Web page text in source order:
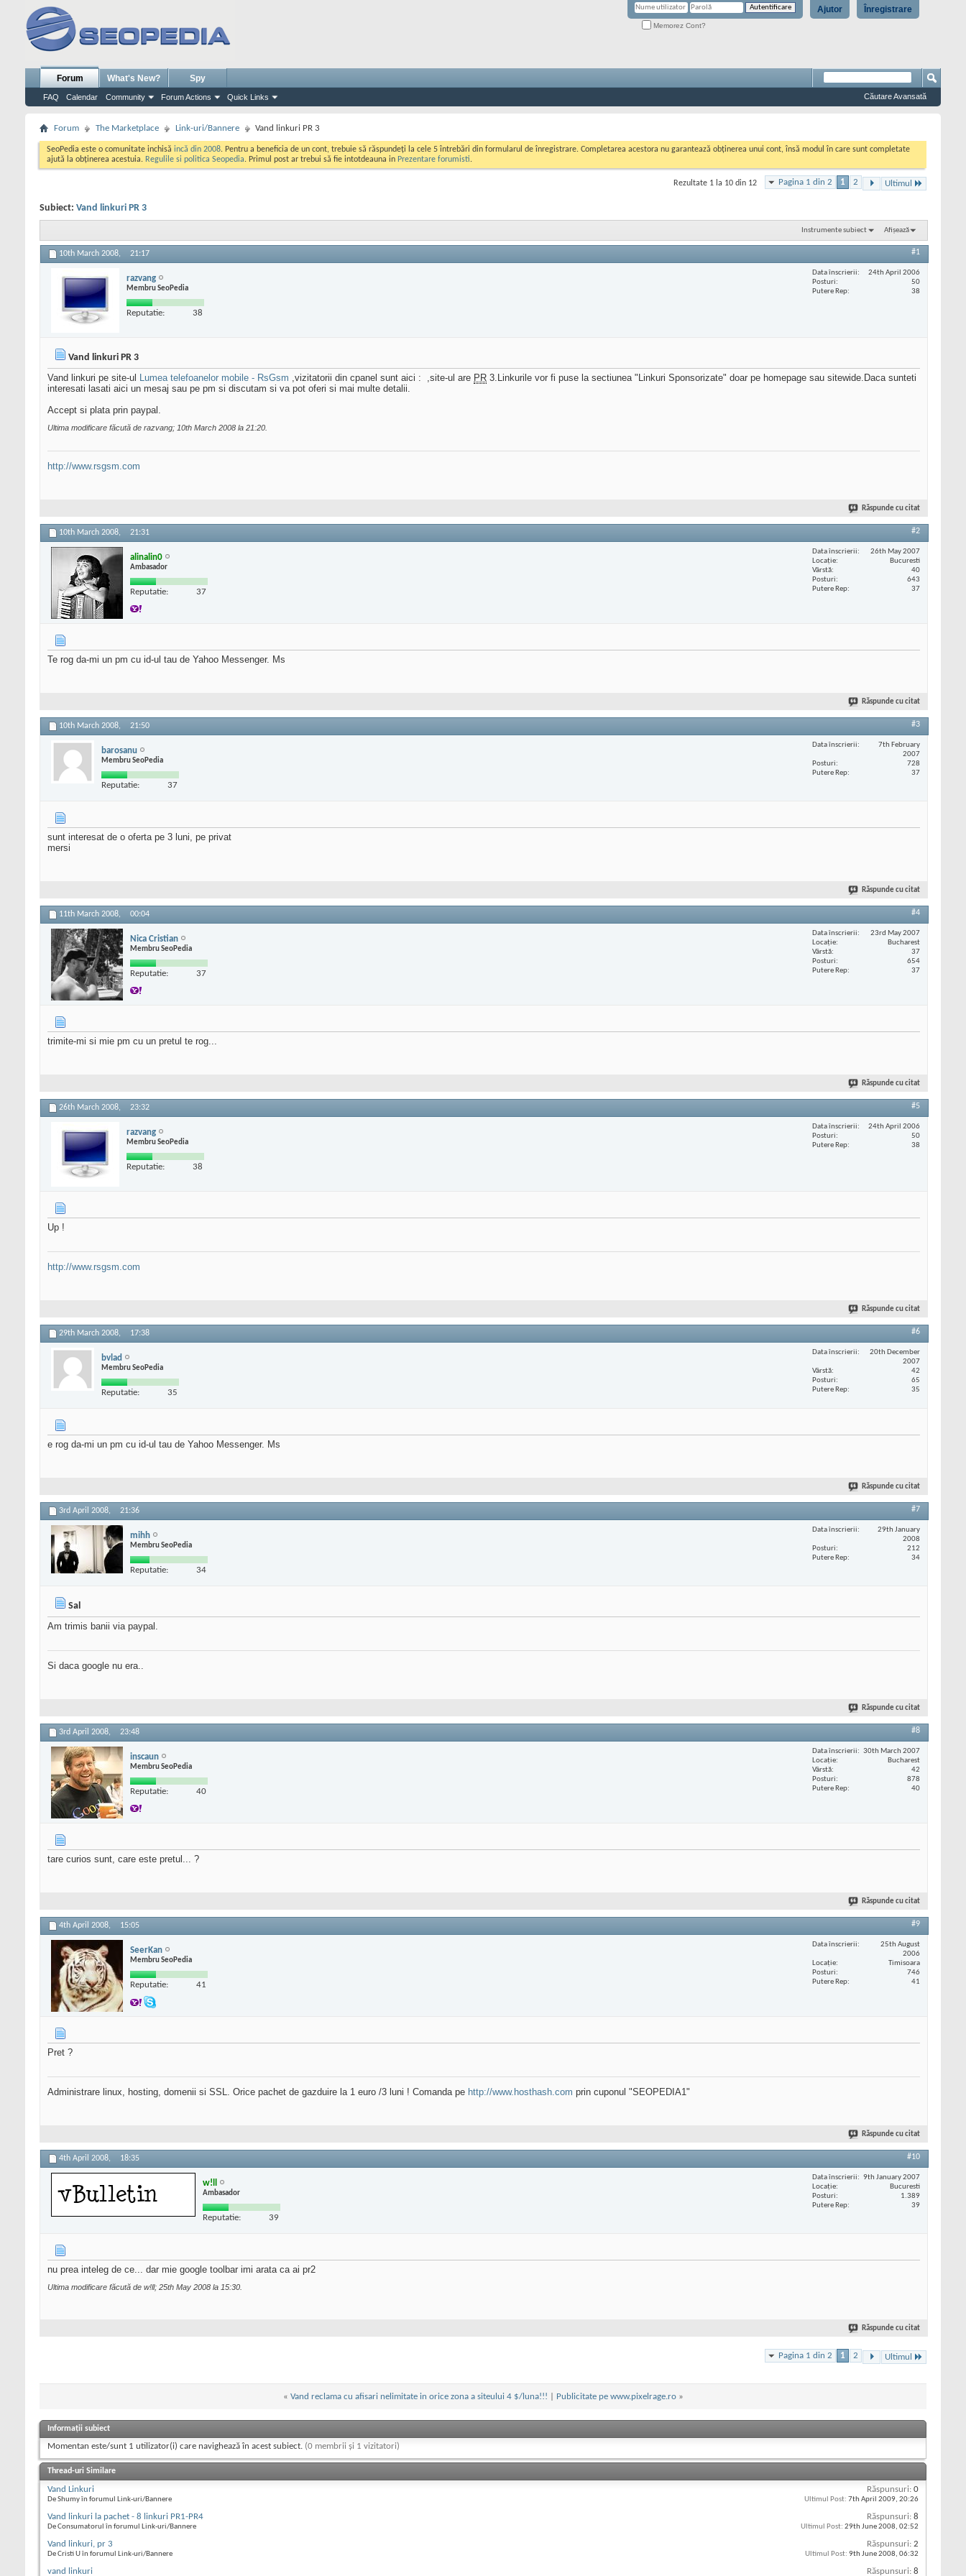
Înregistrare
Ajutor
Memorez Cont?
Forum
FAQ Calendar Community Forum Actions Quick Links
What's New? Spy
Căutare Avansată
Forum The Marketplace Link-uri/Bannere Vand linkuri PR 3
SeoPedia este o comunitate inchisă incă din 2008. Pentru a beneficia de un cont, trebuie să răspundeți la cele 5 întrebări din formularul de înregistrare. Completarea acestora nu garantează obținerea unui cont, însă modul în care sunt completate
ajută la obținerea acestuia. Regulile si politica Seopedia. Primul post ar trebui să fie intotdeauna in Prezentare forumisti.
Pagina 1 din 2 1 2 Ultimul
Rezultate 1 la 10 din 12
Subiect: Vand linkuri PR 3
Instrumente subiect Afișează
10th March 2008, 21:17 #1
razvang
Membru SeoPedia
Reputatie: 38
Data înscrierii
24th April 2006
Posturi
50
Putere Rep
38
Vand linkuri PR 3
Vand linkuri pe site-ul Lumea telefoanelor mobile - RsGsm ,vizitatorii din cpanel sunt aici : ,site-ul are PR 3.Linkurile vor fi puse la sectiunea "Linkuri Sponsorizate" doar pe homepage sau sitewide.Daca sunteti
interesati lasati aici un mesaj sau pe pm si discutam si va pot oferi si mai multe detalii.
Accept si plata prin paypal.
Ultima modificare făcută de razvang; 10th March 2008 la 21:20
http://www.rsgsm.com
Răspunde cu citat
10th March 2008, 21:31 #2
alinalin0
Ambasador
Reputatie: 37
Data înscrierii
26th May 2007
Locaţie
Bucuresti
Vârstă
40
Posturi
643
Putere Rep
37
Te rog da-mi un pm cu id-ul tau de Yahoo Messenger. Ms
Răspunde cu citat
10th March 2008, 21:50 #3
barosanu
Membru SeoPedia
Reputatie: 37
Data înscrierii
7th February
2007
Posturi
728
Putere Rep
37
sunt interesat de o oferta pe 3 luni, pe privat
mersi
Răspunde cu citat
11th March 2008, 00:04 #4
Nica Cristian
Membru SeoPedia
Reputatie: 37
Data înscrierii
23rd May 2007
Locaţie
Bucharest
Vârstă
37
Posturi
654
Putere Rep
37
trimite-mi si mie pm cu un pretul te rog...
Răspunde cu citat
26th March 2008, 23:32 #5
razvang
Membru SeoPedia
Reputatie: 38
Data înscrierii
24th April 2006
Posturi
50
Putere Rep
38
Up !
http://www.rsgsm.com
Răspunde cu citat
29th March 2008, 17:38 #6
bvlad
Membru SeoPedia
Reputatie: 35
Data înscrierii
20th December
2007
Vârstă
42
Posturi
65
Putere Rep
35
e rog da-mi un pm cu id-ul tau de Yahoo Messenger. Ms
Răspunde cu citat
3rd April 2008, 21:36 #7
mihh
Membru SeoPedia
Reputatie: 34
Data înscrierii
29th January
2008
Posturi
212
Putere Rep
34
Sal
Am trimis banii via paypal.
Si daca google nu era..
Răspunde cu citat
3rd April 2008, 23:48 #8
inscaun
Membru SeoPedia
Reputatie: 40
Data înscrierii
30th March 2007
Locaţie
Bucharest
Vârstă
42
Posturi
878
Putere Rep
40
tare curios sunt, care este pretul... ?
Răspunde cu citat
4th April 2008, 15:05 #9
SeerKan
Membru SeoPedia
Reputatie: 41
Data înscrierii
25th August
2006
Locaţie
Timisoara
Posturi
746
Putere Rep
41
Pret ?
Administrare linux, hosting, domenii si SSL. Orice pachet de gazduire la 1 euro /3 luni ! Comanda pe http://www.hosthash.com prin cuponul "SEOPEDIA1"
Răspunde cu citat
4th April 2008, 18:35 #10
w!ll
Ambasador
Reputatie: 39
Data înscrierii
9th January 2007
Locaţie
Bucuresti
Posturi
1.389
Putere Rep
39
nu prea inteleg de ce... dar mie google toolbar imi arata ca ai pr2
Ultima modificare făcută de w!ll; 25th May 2008 la 15:30
Răspunde cu citat
Pagina 1 din 2 1 2 Ultimul
« Vand reclama cu afisari nelimitate in orice zona a siteului 4 $/luna!!! Publicitate pe www.pixelrage.ro »
Informații subiect
Momentan este/sunt 1 utilizator(i) care navighează în acest subiect. (0 membrii și 1 vizitatori)
Thread-uri Similare
Vand Linkuri
De Shumy în forumul Link-uri/Bannere
Răspunsuri: 0
Ultimul Post: 7th April 2009, 20:26
Vand linkuri la pachet - 8 linkuri PR1-PR4
De Consumatorul în forumul Link-uri/Bannere
Răspunsuri: 8
Ultimul Post: 29th June 2008, 02:52
Vand linkuri, pr 3
De Cristi U în forumul Link-uri/Bannere
Răspunsuri: 2
Ultimul Post: 9th June 2008, 06:32
vand linkuri Răspunsuri: 8